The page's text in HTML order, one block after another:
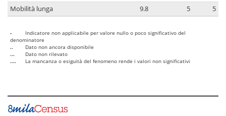
Mobilità lunga
9.8 5 5
-
Indicatore non applicabile per valore nullo o poco significativo del
denominatore
..
Dato non ancora disponibile
...
Dato non rilevato
....
La mancanza o esiguità del fenomeno rende i valori non significativi